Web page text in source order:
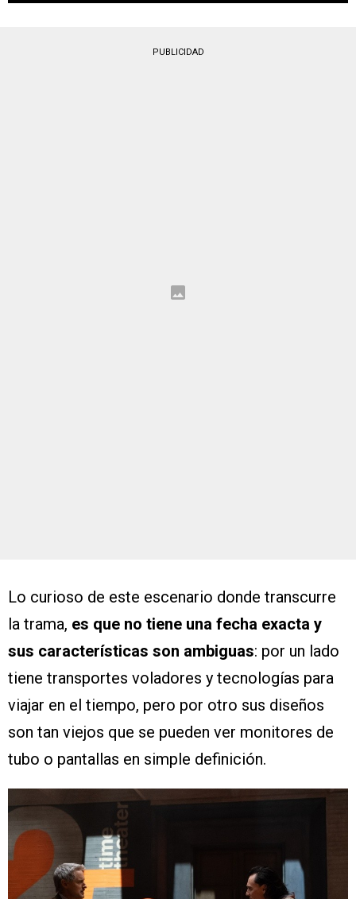
PUBLICIDAD
Lo curioso de este escenario donde transcurre
la trama, es que no tiene una fecha exacta y
sus características son ambiguas: por un lado
tiene transportes voladores y tecnologías para
viajar en el tiempo, pero por otro sus diseños
son tan viejos que se pueden ver monitores de
tubo o pantallas en simple definición.